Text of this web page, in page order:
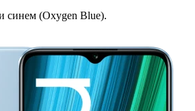
синем (Oxygen Blue).